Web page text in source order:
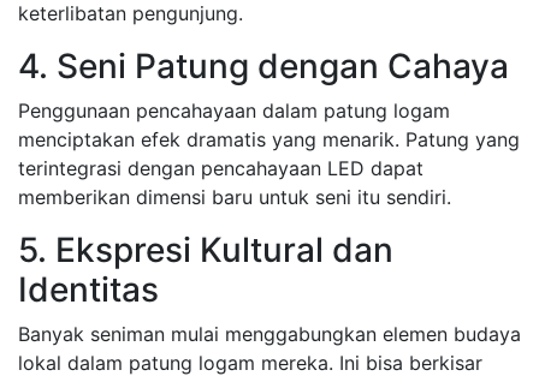
keterlibatan pengunjung.
4. Seni Patung dengan Cahaya
Penggunaan pencahayaan dalam patung logam
menciptakan efek dramatis yang menarik. Patung yang
terintegrasi dengan pencahayaan LED dapat
memberikan dimensi baru untuk seni itu sendiri.
5. Ekspresi Kultural dan
Identitas
Banyak seniman mulai menggabungkan elemen budaya
lokal dalam patung logam mereka. Ini bisa berkisar